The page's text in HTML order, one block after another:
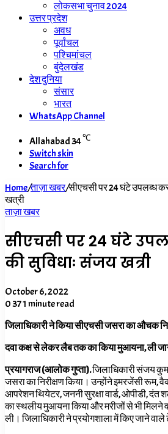
लोकसभा चुनाव 2024
उत्तर प्रदेश
अवध
पूर्वांचल
पश्चिमांचल
बुंदेलखंड
देश दुनिया
संसार
भारत
WhatsApp Channel
Allahabad34℃
Switch skin
Search for
Home/ताज़ा खबर/सीएचसी पर 24 घंटे उपलब्ध
खत्री
ताज़ा खबर
सीएचसी पर 24 घंटे
की सुविधाः संजय खत्री
October 6, 2022
0371 minute read
जिलाधिकारी ने किया सीएचसी जसरा का औचक
दवा कक्ष से लेकर लैब तक का किया मुआयना, ली
प्रयागराज (आलोक गुप्ता).जिलाधिकारी संजय
जसरा का निरीक्षण किया। उन्होंने इमरजेंसी रूम,
आपरेशन थियेटर, जननी सुरक्षा वार्ड, ओपीडी, दंत
का स्थलीय मुआयना किया और मरीजों से भी मिलने
ली। जिलाधिकारी ने प्रयोगशाला में किए जाने